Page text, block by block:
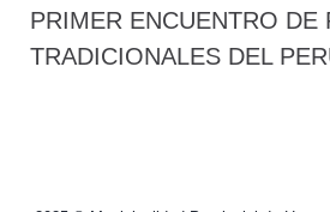
PRIMER ENCUENTRO DE
TRADICIONALES DEL